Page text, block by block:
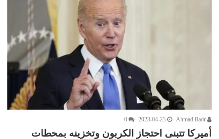
2023-04-23
0
أميركا تتبنى احتجاز الكربون وتخزينه بمحطات